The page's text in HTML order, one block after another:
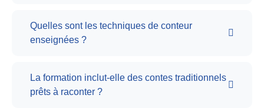
Quelles sont les techniques de conteur
enseignées ?
La formation inclut-elle des contes traditionnels
prêts à raconter ?